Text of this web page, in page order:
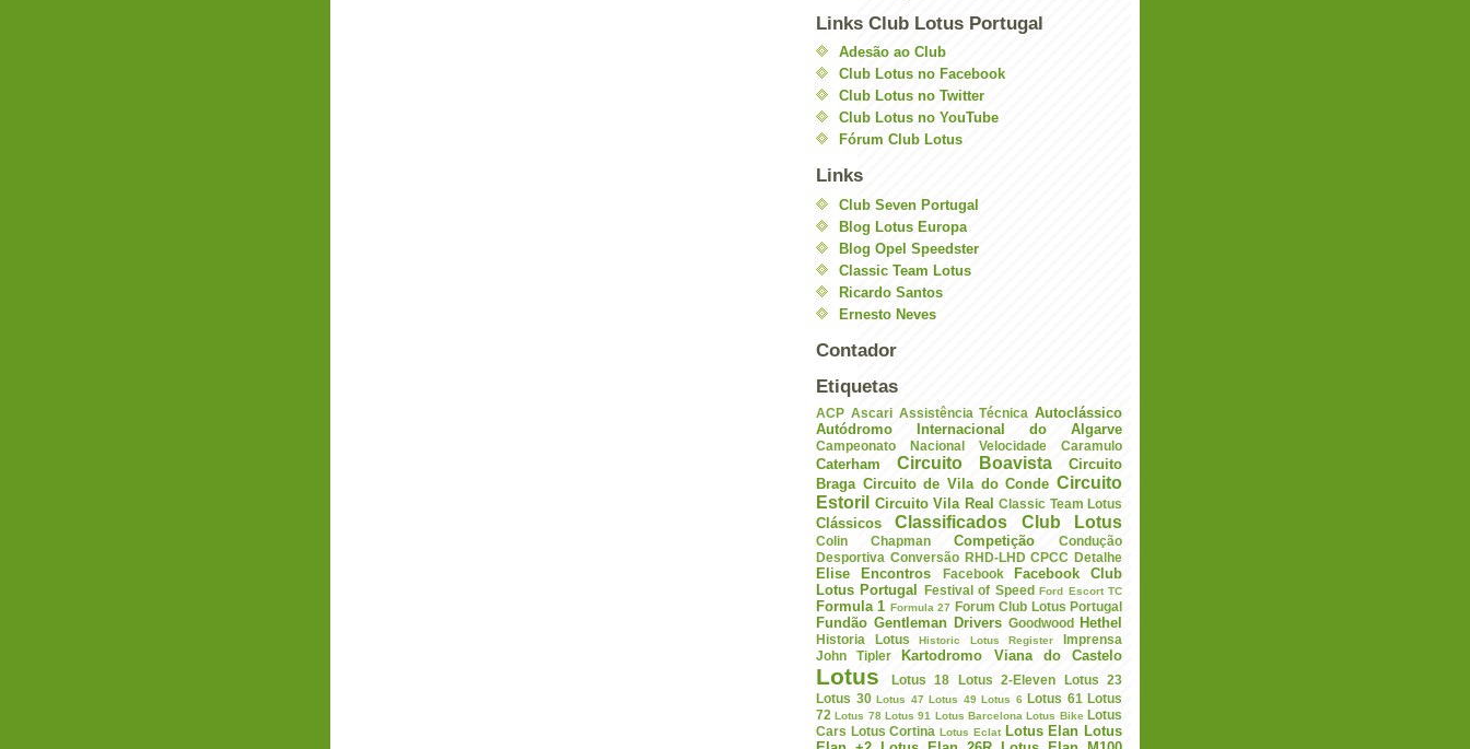
Links Club Lotus Portugal
Adesão ao Club
Club Lotus no Facebook
Club Lotus no Twitter
Club Lotus no YouTube
Fórum Club Lotus
Links
Club Seven Portugal
Blog Lotus Europa
Blog Opel Speedster
Classic Team Lotus
Ricardo Santos
Ernesto Neves
Contador
Etiquetas
ACP Ascari Assistência Técnica Autoclássico
Autódromo Internacional do Algarve
Campeonato Nacional Velocidade Caramulo
Caterham Circuito Boavista
Circuito
Braga Circuito de Vila do Conde Circuito
Estoril Circuito Vila Real Classic Team Lotus
Clássicos Classificados Club Lotus
Colin Chapman Competição
Condução
Desportiva Conversão RHD-LHD CPCC Detalhe
Elise Encontros Facebook
Facebook Club
Lotus Portugal
Festival of Speed Ford Escort TC
Formula 1 Formula 27 Forum Club Lotus Portugal
Fundão Gentleman Drivers Goodwood Hethel
Historia Lotus Historic Lotus Register
Imprensa
John Tipler
Kartodromo Viana do Castelo
Lotus Lotus 18 Lotus 2-Eleven
Lotus 23
Lotus 30 Lotus 47 Lotus 49 Lotus 6 Lotus 61 Lotus
72 Lotus 78 Lotus 91 Lotus Barcelona Lotus Bike Lotus
Cars Lotus Cortina Lotus Eclat Lotus Elan Lotus